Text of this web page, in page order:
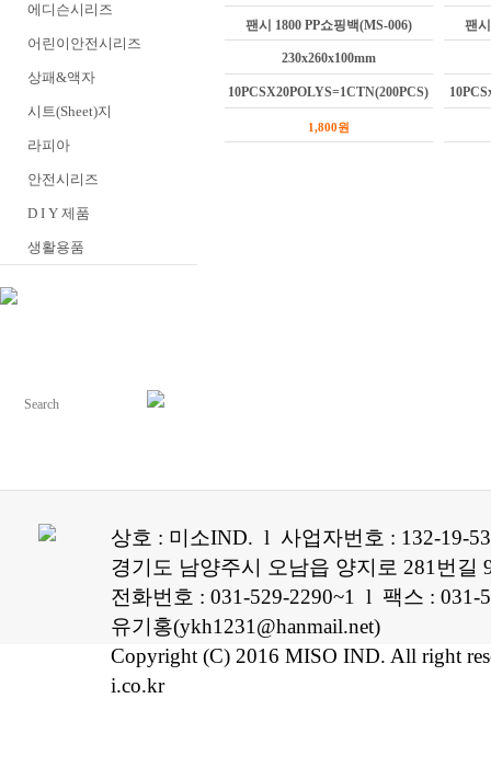
에디슨시리즈
어린이안전시리즈
상패&액자
시트(Sheet)지
라피아
안전시리즈
D I Y 제품
생활용품
팬시 1800 PP쇼핑백(MS-006)
230x260x100mm
10PCSX20POLYS=1CTN(200PCS)
1,800원
팬
상호 : 미소IND. l 사업자번호 : 132-19-
경기도 남양주시 오남읍 양지로 281번길
전화번호 : 031-529-2290~1 l 팩스 :
유기홍(ykh1231@hanmail.net)
Copyright (C) 2016 MISO IND. All right
i.co.kr